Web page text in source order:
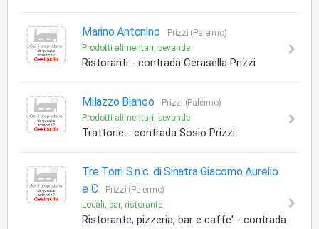
Marino Antonino
Prizzi (Palermo)
Prodotti alimentari, bevande
Ristoranti - contrada Cerasella Prizzi
Milazzo Bianco
Prizzi (Palermo)
Prodotti alimentari, bevande
Trattorie - contrada Sosio Prizzi
Tre Torri S.n.c. di Sinatra Giacomo Aurelio
e C
Prizzi (Palermo)
Locali, bar, ristorante
Ristorante, pizzeria, bar e caffe' - contrada